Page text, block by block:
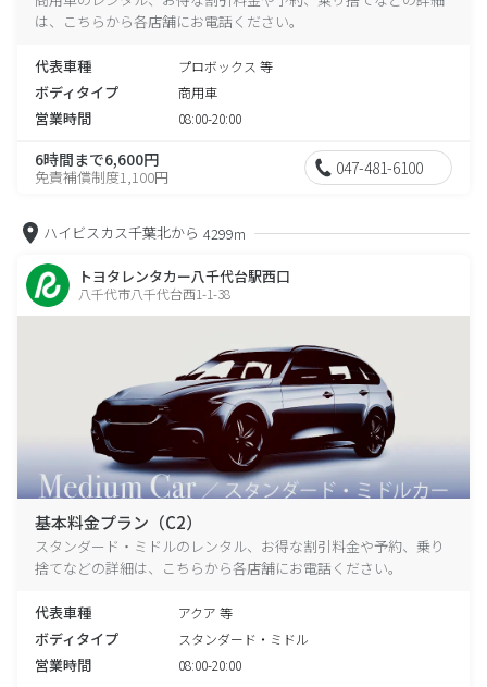
は、こちらから各店舗にお電話ください。
代表車種 プロボックス 等
ボディタイプ 商用車
営業時間 08:00-20:00
6時間まで6,600円
免責補償制度1,100円 047-481-6100
ハイビスカス千葉北から 4299m
トヨタレンタカー八千代台駅西口
八千代市八千代台西1-1-38
基本料金プラン（C2）
スタンダード・ミドルのレンタル、お得な割引料金や予約、乗り
捨てなどの詳細は、こちらから各店舗にお電話ください。
代表車種 アクア 等
ボディタイプ スタンダード・ミドル
営業時間 08:00-20:00